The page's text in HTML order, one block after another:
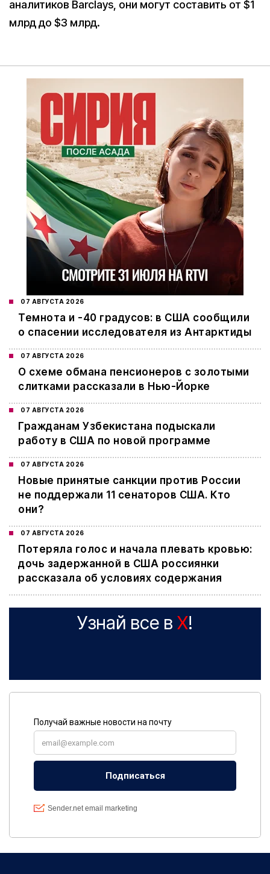
аналитиков Barclays, они могут составить от $1
млрд до $3 млрд.
07 АВГУСТА 2026
Темнота и -40 градусов: в США сообщили
о спасении исследователя из Антарктиды
07 АВГУСТА 2026
О схеме обмана пенсионеров с золотыми
слитками рассказали в Нью-Йорке
07 АВГУСТА 2026
Гражданам Узбекистана подыскали
работу в США по новой программе
07 АВГУСТА 2026
Новые принятые санкции против России
не поддержали 11 сенаторов США. Кто
они?
07 АВГУСТА 2026
Потеряла голос и начала плевать кровью:
дочь задержанной в США россиянки
рассказала об условиях содержания
Узнай все в X!